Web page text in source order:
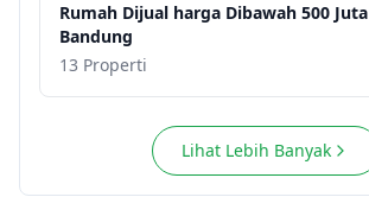
Rumah Dijual harga Dibawah 500 Juta
Bandung
13 Properti
Lihat Lebih Banyak